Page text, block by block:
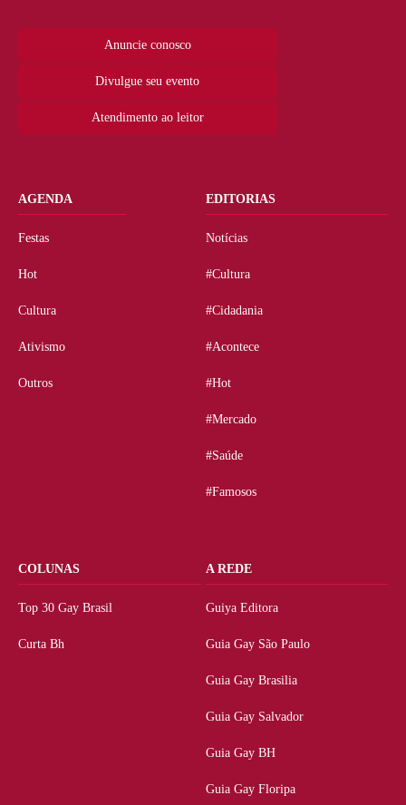
Anuncie conosco
Divulgue seu evento
Atendimento ao leitor
AGENDA
Festas
Hot
Cultura
Ativismo
Outros
EDITORIAS
Notícias
#Cultura
#Cidadania
#Acontece
#Hot
#Mercado
#Saúde
#Famosos
COLUNAS
Top 30 Gay Brasil
Curta Bh
A REDE
Guiya Editora
Guia Gay São Paulo
Guia Gay Brasilia
Guia Gay Salvador
Guia Gay BH
Guia Gay Floripa